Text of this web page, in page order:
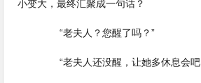
小变大，最终汇聚成一句话？
“老夫人？您醒了吗？”
“老夫人还没醒，让她多休息会吧